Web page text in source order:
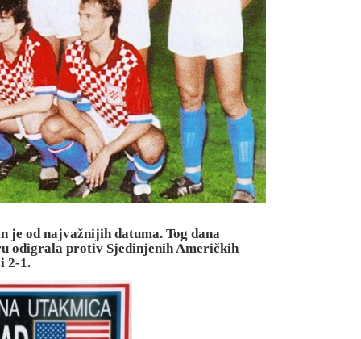
je od najvažnijih datuma. Tog dana
odigrala protiv Sjedinjenih Američkih
2-1.